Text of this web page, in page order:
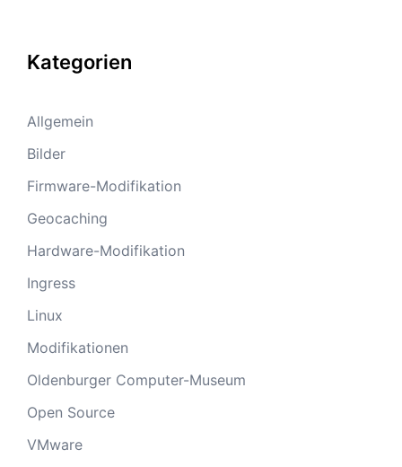
Kategorien
Allgemein
Bilder
Firmware-Modifikation
Geocaching
Hardware-Modifikation
Ingress
Linux
Modifikationen
Oldenburger Computer-Museum
Open Source
VMware